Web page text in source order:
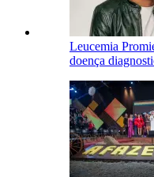
Leucemia
doença